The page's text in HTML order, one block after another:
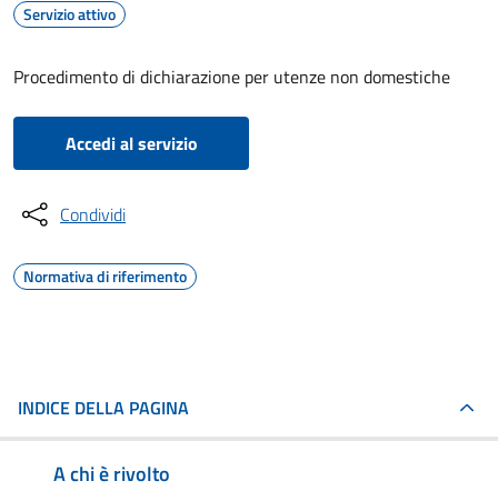
Servizio attivo
Procedimento di dichiarazione per utenze non domestiche
Accedi al servizio
Condividi
Normativa di riferimento
INDICE DELLA PAGINA
A chi è rivolto